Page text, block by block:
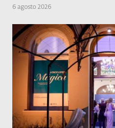
6 agosto 2026